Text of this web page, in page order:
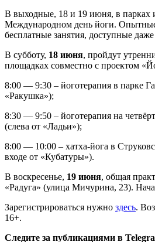
В выходные, 18 и 19 июня, в парках
Международном день йоги. Опытные
бесплатные занятия, доступные
В субботу, 18 июня, пройдут
площадках совместно с проектом
8:00 — 9:30 – йоготерапия в парке
«Ракушка»);
8:30 — 9:50 – йоготерапия на
(слева от «Ладьи»);
8:00 — 10:00 – хатха-йога в
входе от «Кубатуры»).
В воскресенье, 19 июня, общая
«Радуга» (улица Мичурина, 23).
Зарегистрироваться нужно здесь.
16+.
Следите за публикациями в